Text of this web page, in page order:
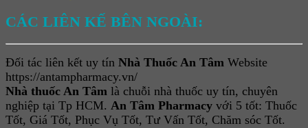
CÁC LIÊN KẾ BÊN NGOÀI:
Đối tác liên kết uy tín Nhà Thuốc An Tâm Website
https://antampharmacy.vn/
Nhà thuốc An Tâm là chuỗi nhà thuốc uy tín, chuyên
nghiệp tại Tp HCM. An Tâm Pharmacy với 5 tốt: Thuốc
Tốt, Giá Tốt, Phục Vụ Tốt, Tư Vấn Tốt, Chăm sóc Tốt.